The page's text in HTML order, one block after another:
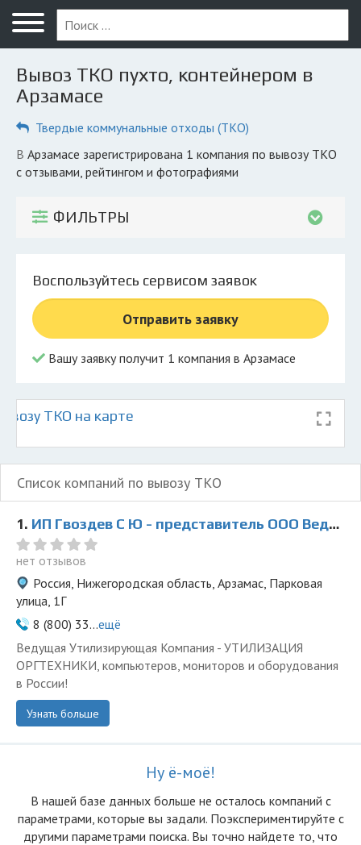
Меню
Главная
Вопрос юристу
Компании
Экоблог
© 2026 Все права защищены
Вывоз ТКО пухто, контейнером в
Арзамасе
Твердые коммунальные отходы (ТКО)
в Арзамасе зарегистрирована 1 компания по вывозу ТКО
с отзывами, рейтингом и фотографиями
ФИЛЬТРЫ
Воспользуйтесь сервисом заявок
Отправить заявку
Вашу заявку получит 1 компания в Арзамасе
ТКО на карте
Список компаний по вывозу ТКО
1. ИП Гвоздев С Ю - представитель ООО Ведущая Утилизирующая Компания
нет отзывов
Россия, Нижегородская область, Арзамас, Парковая
улица, 1Г
8 (800) 33...ещё
Ведущая Утилизирующая Компания - УТИЛИЗАЦИЯ
ОРГТЕХНИКИ, компьютеров, мониторов и оборудования
в России!
Узнать больше
Ну ё-моё!
В нашей базе данных больше не осталоcь компаний с
параметрами, которые вы задали. Поэкспериментируйте с
другими параметрами поиска. Вы точно найдете то, что